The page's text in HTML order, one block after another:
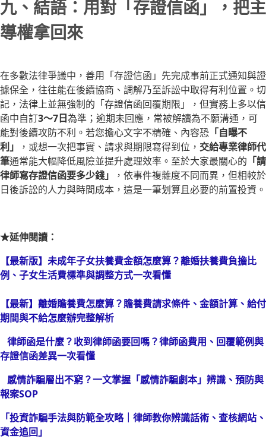
九、結語：用對「存證信函」，把主
導權拿回來
在多數法律爭議中，善用「存證信函」先完成事前正式通知與證
據保全，往往能在後續協商、調解乃至訴訟中取得有利位置。切
記，法律上並無強制的「存證信函回覆期限」，但實務上多以信
函中自訂3～7日為準；逾期未回應，常被解讀為不願溝通，可
能對後續攻防不利。若您擔心文字不精確、內容恐 「自曝不
利」
，或想一次把事實、請求與期限寫得到位， 交給專業律師代
筆通常能大幅降低風險並提升處理效率。至於大家最關心的 「請
律師寫存證信函要多少錢」
，依事件複雜度不同而異，但相較於
日後訴訟的人力與時間成本，這是一筆划算且必要的前置投資。
★延伸閱讀：
【最新版】未成年子女扶養費金額怎麼算？離婚扶養費負擔比
例、子女生活費標準與調整方式一次看懂
【最新】離婚贍養費怎麼算？贍養費請求條件、金額計算、給付
期間與不給怎麼辦完整解析
律師函是什麼？收到律師函要回嗎？律師函費用、回覆範例與
存證信函差異一次看懂
感情詐騙層出不窮？一文掌握「感情詐騙劇本」辨識、預防與
報案SOP
「投資詐騙手法與防範全攻略｜律師教你辨識話術、查核網站、
資金追回」